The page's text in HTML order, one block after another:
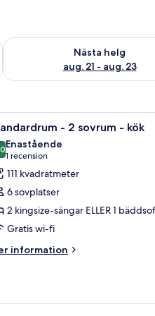
aug. 14 - aug. 16
Nästa helg
aug. 21 - aug. 23
Kontrollera tillgängligheten
en tv och ett fönster med gardiner.
Ett
9 - 2 sovrum - kök
av 10
Enastående
1 recension
(1 recension)
111 kvadratmeter
6 sovplatser
2 kingsize-sängar ELLER 1
Gratis wi-fi
information